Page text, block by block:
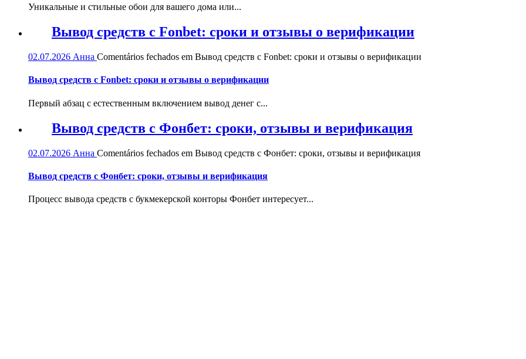
Уникальные и стильные обои для вашего дома или...
Вывод средств с Fonbet: сроки и отзывы о верификации
02.07.2026 Анна Comentários fechados em Вывод средств с Fonbet: сроки и отзывы о верификации
Вывод средств с Fonbet: сроки и отзывы о верификации
Первый абзац с естественным включением вывод денег с...
Вывод средств с Фонбет: сроки, отзывы и верификация
02.07.2026 Анна Comentários fechados em Вывод средств с Фонбет: сроки, отзывы и верификация
Вывод средств с Фонбет: сроки, отзывы и верификация
Процесс вывода средств с букмекерской конторы Фонбет интересует...